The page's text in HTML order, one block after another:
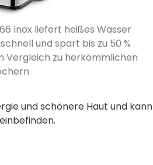
Inox liefert heißes Wasser
und spart bis zu 50 %
Vergleich zu herkömmlichen
und schönere Haut und kann